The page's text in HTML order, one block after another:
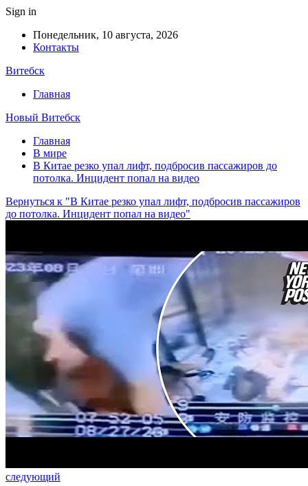
Sign in
Понедельник, 10 августа, 2026
Контакты
Витебск
Главная
Новый Витебск
Главная
В мире
В Китае резко упал лифт, подбросив пассажиров до
потолка. Инцидент попал на видео
Вернуться к "В Китае резко упал лифт, подбросив пассажиров
до потолка. Инцидент попал на видео"
следующий